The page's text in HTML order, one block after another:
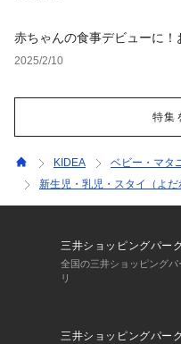
赤ちゃんの食事デビューに
2025/2/10
特集
KIDEA
ベビー・マタ
新生児・乳児・スタイ（よだ
三井ショッピングパー
全国の三井ショッピング
リ
三井ショッピングパー